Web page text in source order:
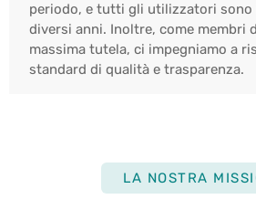
periodo, e tutti gli utilizzatori
diversi anni. Inoltre, come membri
massima tutela, ci impegniamo a
standard di qualità e trasparenza.
LA NOSTRA